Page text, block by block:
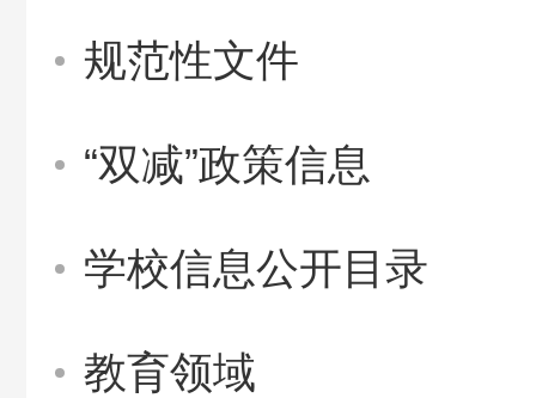
规范性文件
“双减”政策信息
学校信息公开目录
教育领域